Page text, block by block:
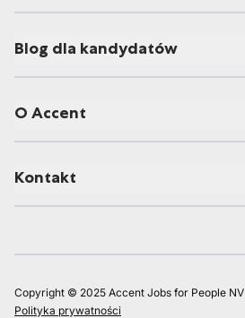
Blog dla kandydatów
O Accent
Kontakt
Copyright © 2025 Accent Jobs for People NV
Polityka prywatności